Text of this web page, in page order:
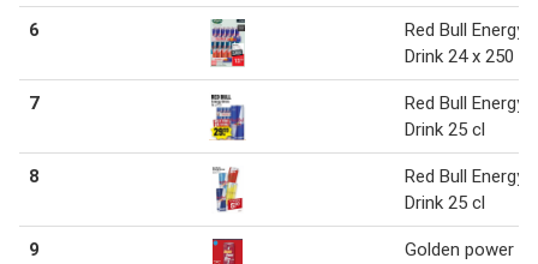
6
Red Bull Energy
Drink 24 x 250 ml
7
Red Bull Energy
Drink 25 cl
8
Red Bull Energy
Drink 25 cl
9
Golden power